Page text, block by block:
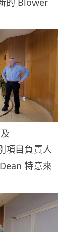
項目負責人
特意來